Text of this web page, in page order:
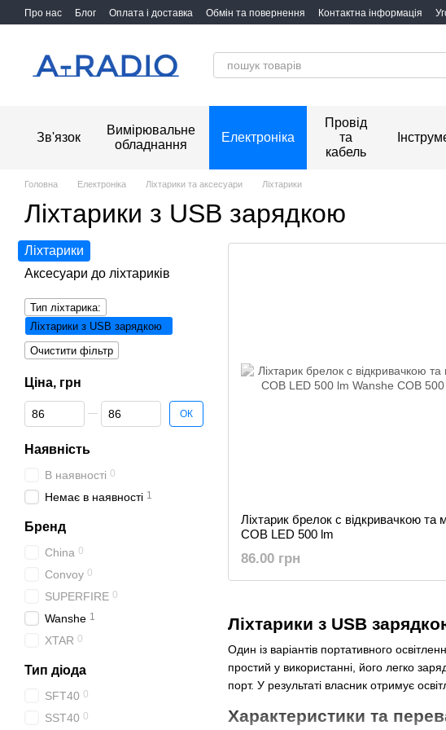
Перейти до основного контенту
Про нас Блог Оплата і доставка Обмін та повернення Контактна інформація
Зв'язок
Вимірювальне
обладнання
Електроніка
Провід
та
кабель
Головна Електроніка Ліхтарики та аксесуари Ліхтарики
Ліхтарики з USB зарядкою
Ліхтарики з USB
Один із варіантів портативного
простий у використанні, його легко
порт. У результаті власник отримує
Характеристики та
Ліхтарик брелок с відкривачкою та
COB LED 500 lm
86.00 грн
Ліхтарики
Аксесуари до ліхтариків
Тип ліхтарика:
Ліхтарики з USB зарядкою
Очистити фільтр
Ціна, грн
Від Ціна, грн
До Ціна, грн ОК
Наявність
В наявності 0
Немає в наявності 1
Бренд
China 0
Convoy 0
SUPERFIRE 0
Wanshe 1
XTAR 0
Тип діода
SFT40 0
SST40 0